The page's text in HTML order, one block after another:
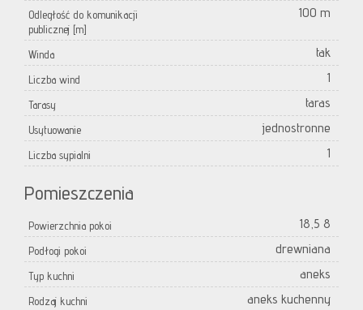
Odległość do komunikacji
publicznej [m]
100 m
Winda tak
Liczba wind 1
Tarasy taras
Usytuowanie jednostronne
Liczba sypialni 1
Pomieszczenia
Powierzchnia pokoi 18,5 8
Podłogi pokoi drewniana
Typ kuchni aneks
Rodzaj kuchni aneks kuchenny